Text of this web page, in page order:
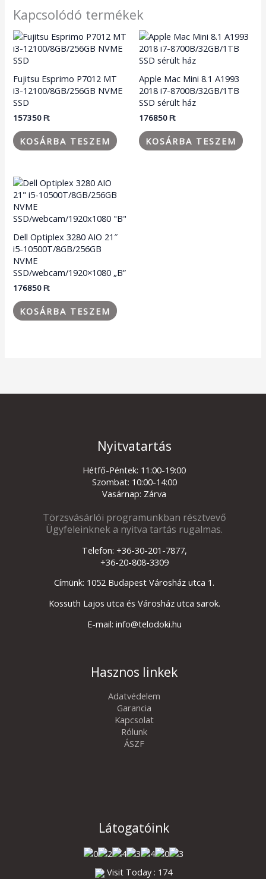
Kapcsolódó termékek
Fujitsu Esprimo P7012 MT
i3-12100/8GB/256GB NVME
SSD
157350Ft
KOSÁRBA TESZEM
Apple Mac Mini 8.1 A1993
2018 i7-8700B/32GB/1TB
SSD sérült ház
176850Ft
KOSÁRBA TESZEM
Dell Optiplex 3280 AIO 21″
i5-10500T/8GB/256GB
NVME
SSD/webcam/1920×1080 „B”
176850Ft
KOSÁRBA TESZEM
Nyitvatartás
Hétfő-Péntek: 11:00-19:00
Szombat: 10:00-14:00
Vasárnap: Zárva
Törzsvásárlói programunkban résztvevő
Ügyfeleinknek a nyitva tartás rugalmas.
Telefon: +36-30-201-7877,
+36-20-808-3309
Címünk: 1052 Budapest Városház utca 1.
Kossuth Lajos utca és Városház utca sarok.
E-mail: info@telodoki.hu
Hasznos linkek
Adatvédelem
Garancia
Kapcsolat
Rólunk
ÁSZF
Látogatóink
Visit Today : 174